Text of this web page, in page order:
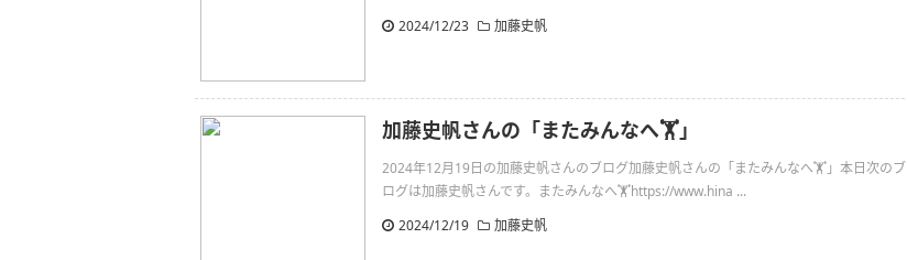
2024/12/23
加藤史帆
加藤史帆さんの「またみんなへ🏋️」
2024年12月19日の加藤史帆さんのブログ加藤史帆さんの「またみんなへ🏋️」本日次のブ
ログは加藤史帆さんです。またみんなへ🏋️https://www.hina ...
2024/12/19
加藤史帆